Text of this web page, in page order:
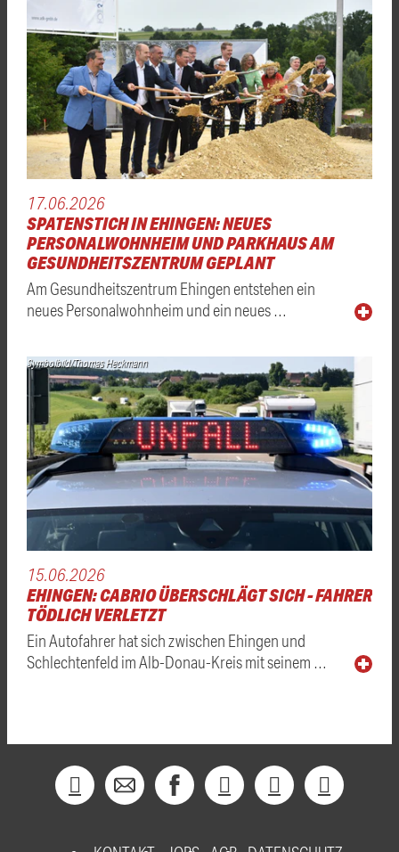
17.06.2026
SPATENSTICH IN EHINGEN: NEUES
PERSONALWOHNHEIM UND PARKHAUS AM
GESUNDHEITSZENTRUM GEPLANT
Am Gesundheitszentrum Ehingen entstehen ein
neues Personalwohnheim und ein neues …
Symbolbild/Thomas Heckmann
15.06.2026
EHINGEN: CABRIO ÜBERSCHLÄGT SICH - FAHRER
TÖDLICH VERLETZT
Ein Autofahrer hat sich zwischen Ehingen und
Schlechtenfeld im Alb-Donau-Kreis mit seinem …